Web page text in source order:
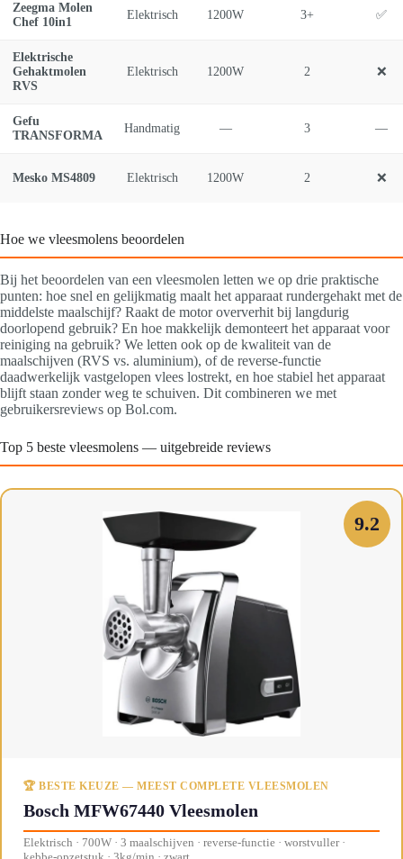
Zeegma Molen
Chef 10in1
Elektrisch 1200W 3+ ✅
Elektrische
Gehaktmolen
RVS
Elektrisch 1200W 2 ❌
Gefu
TRANSFORMA
Handmatig — 3 —
Mesko MS4809 Elektrisch 1200W 2 ❌
Hoe we vleesmolens beoordelen
Bij het beoordelen van een vleesmolen letten we op drie praktische
punten: hoe snel en gelijkmatig maalt het apparaat rundergehakt met de
middelste maalschijf? Raakt de motor oververhit bij langdurig
doorlopend gebruik? En hoe makkelijk demonteert het apparaat voor
reiniging na gebruik? We letten ook op de kwaliteit van de
maalschijven (RVS vs. aluminium), of de reverse-functie
daadwerkelijk vastgelopen vlees lostrekt, en hoe stabiel het apparaat
blijft staan zonder weg te schuiven. Dit combineren we met
gebruikersreviews op Bol.com.
Top 5 beste vleesmolens — uitgebreide reviews
9.2
🏆 BESTE KEUZE — MEEST COMPLETE VLEESMOLEN
Bosch MFW67440 Vleesmolen
Elektrisch · 700W · 3 maalschijven · reverse-functie · worstvuller ·